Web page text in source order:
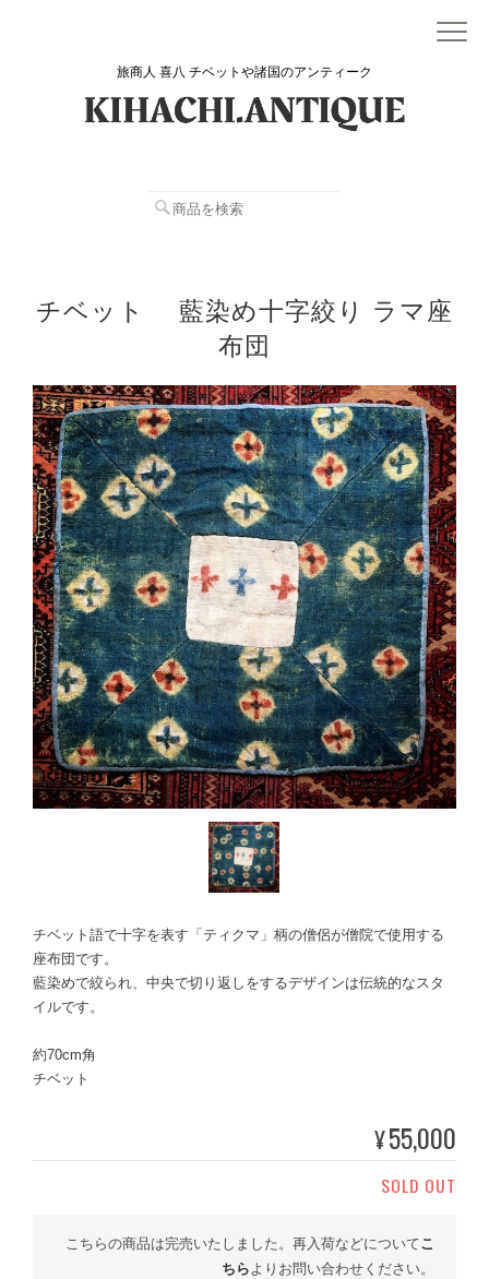
旅商人 喜八 チベットや諸国のアンティーク
チベット 藍染め十字絞り ラマ座
布団
チベット語で十字を表す「ティクマ」柄の僧侶が僧院で使用する
座布団です。
藍染めで絞られ、中央で切り返しをするデザインは伝統的なスタ
イルです。
約70cm角
チベット
¥55,000
SOLD OUT
こちらの商品は完売いたしました。再入荷などについてこ
ちらよりお問い合わせください。